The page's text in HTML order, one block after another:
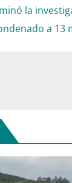
la
a 13